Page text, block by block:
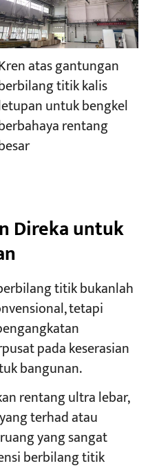
atas gantungan
titik kalis
untuk bengkel
rentang
Direka untuk
titik bukanlah
tetapi
pada keserasian
bangunan.
rentang ultra lebar,
terhad atau
yang sangat
berbilang titik